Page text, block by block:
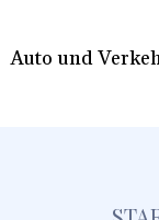
Auto und